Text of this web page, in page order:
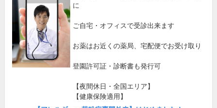
に
ご自宅・オフィスで受診出来ます
お薬はお近くの薬局、宅配便でお受け取り
登園許可証・診断書も発行可
【夜間休日・全国エリア】
【健康保険適用】